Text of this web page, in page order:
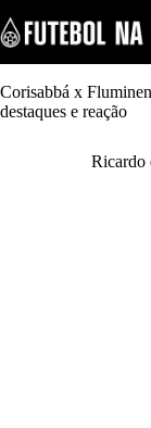
k
i
p
t
o
Corisabbá x
destaques e reação
Ricardo